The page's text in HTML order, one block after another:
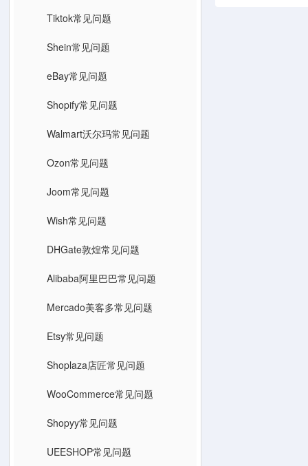
Tiktok常见问题
Shein常见问题
eBay常见问题
Shopify常见问题
Walmart沃尔玛常见问题
Ozon常见问题
Joom常见问题
Wish常见问题
DHGate敦煌常见问题
Alibaba阿里巴巴常见问题
Mercado美客多常见问题
Etsy常见问题
Shoplaza店匠常见问题
WooCommerce常见问题
Shopyy常见问题
UEESHOP常见问题